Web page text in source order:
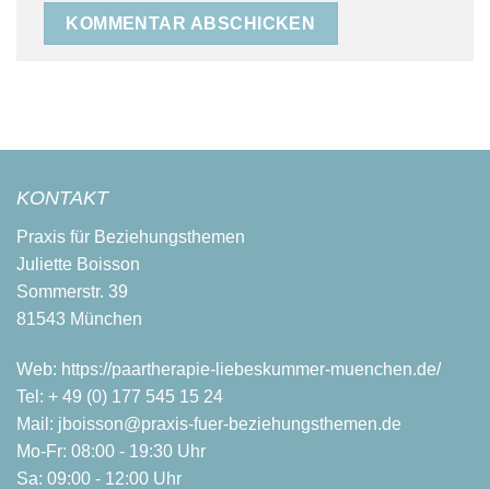
KONTAKT
Praxis für Beziehungsthemen
Juliette Boisson
Sommerstr. 39
81543 München
Web: https://paartherapie-liebeskummer-muenchen.de/
Tel: + 49 (0) 177 545 15 24
Mail: jboisson@praxis-fuer-beziehungsthemen.de
Mo-Fr: 08:00 - 19:30 Uhr
Sa: 09:00 - 12:00 Uhr